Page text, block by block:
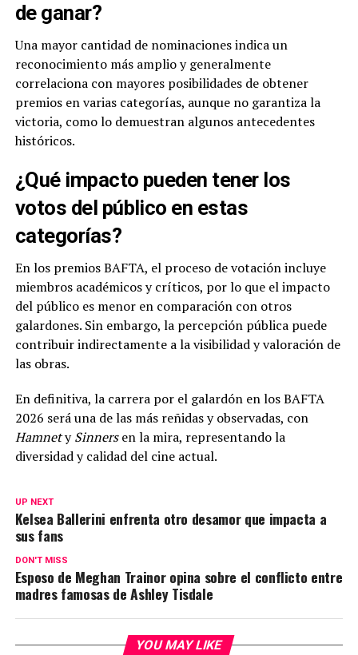
de ganar?
Una mayor cantidad de nominaciones indica un
reconocimiento más amplio y generalmente
correlaciona con mayores posibilidades de obtener
premios en varias categorías, aunque no garantiza la
victoria, como lo demuestran algunos antecedentes
históricos.
¿Qué impacto pueden tener los
votos del público en estas
categorías?
En los premios BAFTA, el proceso de votación incluye
miembros académicos y críticos, por lo que el impacto
del público es menor en comparación con otros
galardones. Sin embargo, la percepción pública puede
contribuir indirectamente a la visibilidad y valoración de
las obras.
En definitiva, la carrera por el galardón en los BAFTA
2026 será una de las más reñidas y observadas, con
HamnetySinnersen la mira, representando la
diversidad y calidad del cine actual.
UP NEXT
Kelsea Ballerini enfrenta otro desamor que impacta a
sus fans
DON'T MISS
Esposo de Meghan Trainor opina sobre el conflicto entre
madres famosas de Ashley Tisdale
YOU MAY LIKE